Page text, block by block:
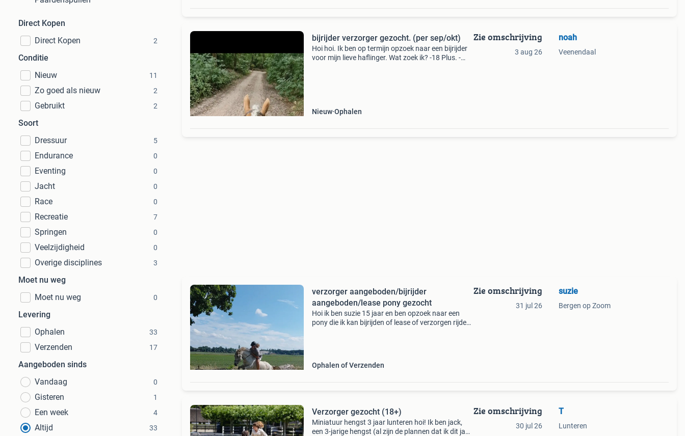
Direct Kopen
Direct Kopen
2
Conditie
Nieuw
11
Zo goed als nieuw 2
Gebruikt 2
Soort
Dressuur
5
Endurance 0
Eventing 0
Jacht 0
Race 0
Recreatie 7
Springen 0
Veelzijdigheid 0
Overige disciplines 3
Moet nu weg
Moet nu weg
0
Levering
Ophalen
33
Verzenden 17
Aangeboden sinds
Vandaag
0
Gisteren 1
Een week 4
Altijd 33
bijrijder verzorger gezocht. (per sep/okt)
Hoi hoi. Ik ben op termijn opzoek naar een bijrijder
voor mijn lieve haflinger. Wat zoek ik? -18 Plus. -
Nieuw Ophalen
Zie omschrijving
3 aug 26
noah
Veenendaal
verzorger aangeboden/bijrijder
aangeboden/lease pony gezocht
Hoi ik ben suzie 15 jaar en ben opzoek naar een
pony die ik kan bijrijden of lease of verzorgen rijden
Ophalen of Verzenden
Zie omschrijving
31 jul 26
suzie
Bergen op Zoom
Verzorger gezocht (18+)
Miniatuur hengst 3 jaar lunteren hoi! Ik ben jack,
een 3-jarige hengst (al zijn de plannen dat ik dit jaar
Zie omschrijving
30 jul 26
T
Lunteren